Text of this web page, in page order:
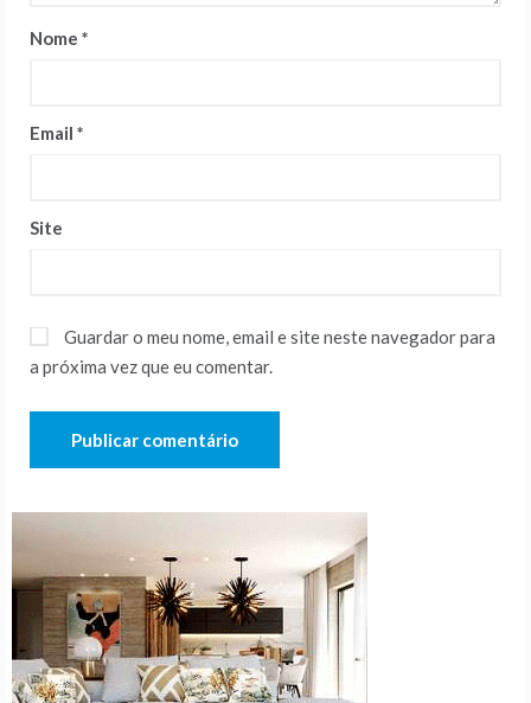
Nome *
Email *
Site
Guardar o meu nome, email e site neste navegador para
a próxima vez que eu comentar.